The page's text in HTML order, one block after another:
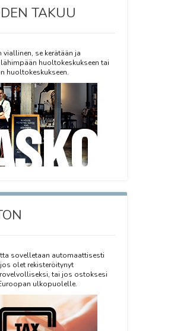
TAKUU
viallinen, se kerätään ja
huoltokeskukseen tai
huoltokeskukseen.
sovelletaan automaattisesti
olet rekisteröitynyt
tai jos ostoksesi
ulkopuolelle.